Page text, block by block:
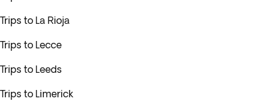
Trips to La Rioja
Trips to Lecce
Trips to Leeds
Trips to Limerick